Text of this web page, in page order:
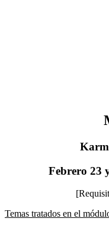
Febrero 23
Temas tratados en el